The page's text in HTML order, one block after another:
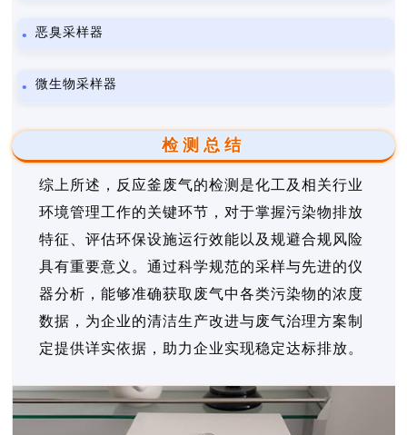
恶臭采样器
微生物采样器
检测总结
综上所述，反应釜废气的检测是化工及相关行业
环境管理工作的关键环节，对于掌握污染物排放
特征、评估环保设施运行效能以及规避合规风险
具有重要意义。通过科学规范的采样与先进的仪
器分析，能够准确获取废气中各类污染物的浓度
数据，为企业的清洁生产改进与废气治理方案制
定提供详实依据，助力企业实现稳定达标排放。